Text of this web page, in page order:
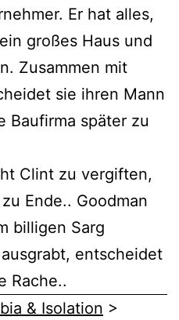
Er hat alles,
großes Haus und
Zusammen mit
sie ihren Mann
Baufirma später zu
Clint zu vergiften,
Ende.. Goodman
billigen Sarg
entscheidet
Rache..
& Isolation >